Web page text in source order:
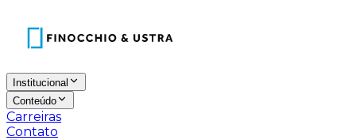
Institucional
Conteúdo
Carreiras
Contato